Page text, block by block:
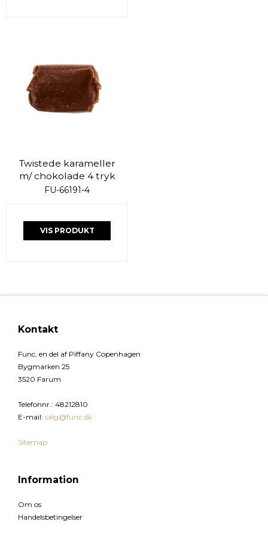
Twistede karameller
m/ chokolade 4 tryk
FU-66191-4
VIS PRODUKT
Kontakt
Func, en del af Piffany Copenhagen
Bygmarken 25
3520 Farum
Telefonnr.: 48212810
E-mail: salg@func.dk
Sitemap
Information
Om os
Handelsbetingelser